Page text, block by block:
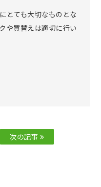
とても大切なものとな
や買替えは適切に行い
次の記事